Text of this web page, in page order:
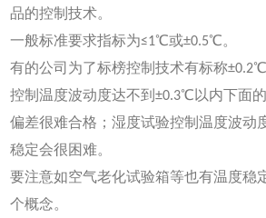
品的控制技术。
一般标准要求指标为≤1℃或±0.5℃。
有的公司为了标榜控制技术有标称
控制温度波动度达不到±0.3℃以内下面
偏差很难合格；湿度试验控制温度波动
稳定会很困难。
要注意如空气老化试验箱等也有温度稳
个概念。